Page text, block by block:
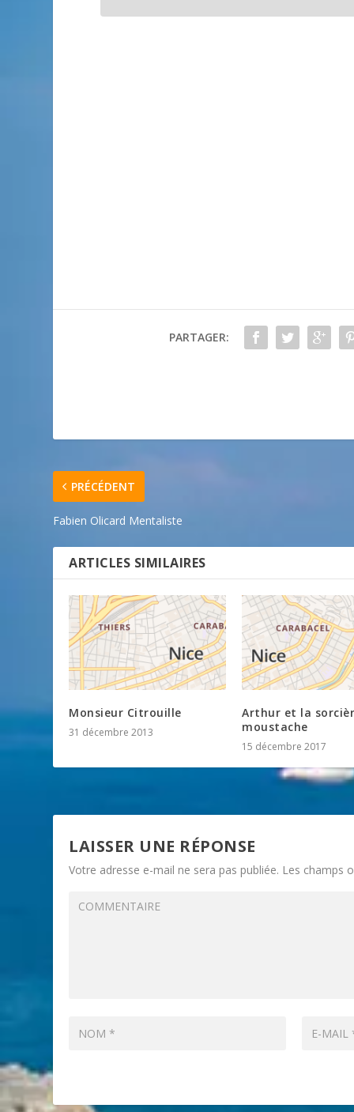
PARTAGER:
PRÉCÉDENT
Fabien Olicard Mentaliste
ARTICLES SIMILAIRES
Monsieur Citrouille
31 décembre 2013
Arthur et la
moustache
15 décembre 2017
LAISSER UNE RÉPONSE
Votre adresse e-mail ne sera pas publiée. Les champs